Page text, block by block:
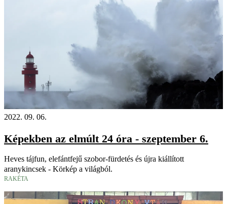
2022. 09. 06.
Képekben az elmúlt 24 óra - szeptember 6.
Heves tájfun, elefántfejű szobor-fürdetés és újra kiállított
aranykincsek - Körkép a világból.
RAKÉTA